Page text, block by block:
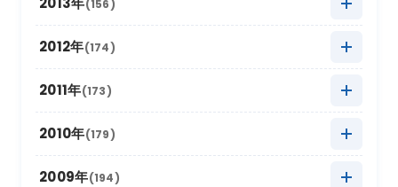
2022年2月 (6)
2021年3月 (11)
2021年2月 (7)
2020年4月
2020年3月 (6)
2020年2月 (15)
2019年6月 (4)
2019年5月 (20)
2019年4月
2019年3月 (12)
2019年2月 (6)
2018年7月 (11)
2018年6月 (6)
2018年5月 (16)
2018年4月
2018年3月 (11)
2017年7月 (11)
2017年6月 (4)
2017年5月 (15)
2017年4月
2016年9月 (9)
2016年7月 (13)
2016年6月 (7)
2016年5月 (16)
2015年10月 (30)
2015年9月 (15)
2015年7月 (14)
2015年6月 (9)
2014年11月
2014年10月 (18)
2014年9月 (13)
(156)
2013年12月 (8)
2013年11月
2013年10月 (12)
2013年9月 (17)
2012年(174)
2012年12月 (11)
2012年11月
2012年10月 (17)
2011年(173)
2011年12月 (14)
2011年11月
2010年(179)
2010年12月 (15)
2009年(194)